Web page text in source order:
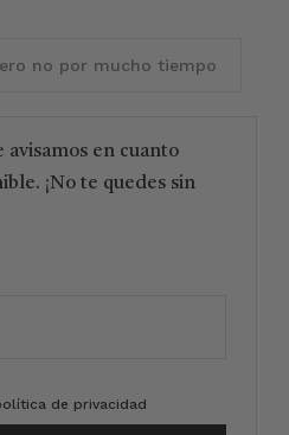
no por mucho tiempo
en cuanto
¡No te quedes sin
de privacidad